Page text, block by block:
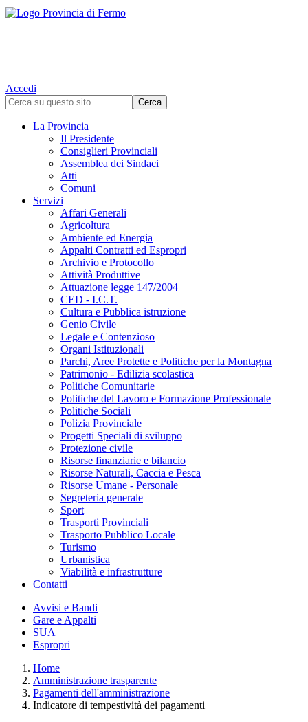
Accedi
La Provincia
Il Presidente
Consiglieri Provinciali
Assemblea dei Sindaci
Atti
Comuni
Servizi
Affari Generali
Agricoltura
Ambiente ed Energia
Appalti Contratti ed Espropri
Archivio e Protocollo
Attività Produttive
Attuazione legge 147/2004
CED - I.C.T.
Cultura e Pubblica istruzione
Genio Civile
Legale e Contenzioso
Organi Istituzionali
Parchi, Aree Protette e Politiche per la Montagna
Patrimonio - Edilizia scolastica
Politiche Comunitarie
Politiche del Lavoro e Formazione Professionale
Politiche Sociali
Polizia Provinciale
Progetti Speciali di sviluppo
Protezione civile
Risorse finanziarie e bilancio
Risorse Naturali, Caccia e Pesca
Risorse Umane - Personale
Segreteria generale
Sport
Trasporti Provinciali
Trasporto Pubblico Locale
Turismo
Urbanistica
Viabilità e infrastrutture
Contatti
Avvisi e Bandi
Gare e Appalti
SUA
Espropri
Home
Amministrazione trasparente
Pagamenti dell'amministrazione
Indicatore di tempestività dei pagamenti